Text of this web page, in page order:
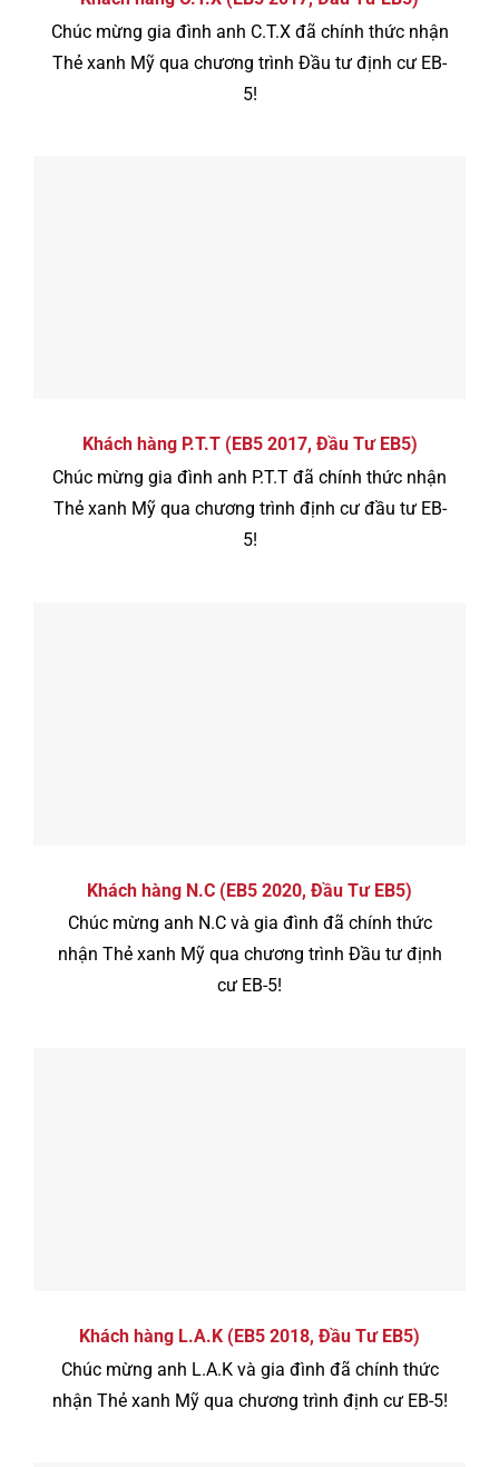
Chúc mừng gia đình anh C.T.X đã chính thức nhận
Thẻ xanh Mỹ qua chương trình Đầu tư định cư EB-
5!
Khách hàng P.T.T (EB5 2017, Đầu Tư EB5)
Chúc mừng gia đình anh P.T.T đã chính thức nhận
Thẻ xanh Mỹ qua chương trình định cư đầu tư EB-
5!
Khách hàng N.C (EB5 2020, Đầu Tư EB5)
Chúc mừng anh N.C và gia đình đã chính thức
nhận Thẻ xanh Mỹ qua chương trình Đầu tư định
cư EB-5!
Khách hàng L.A.K (EB5 2018, Đầu Tư EB5)
Chúc mừng anh L.A.K và gia đình đã chính thức
nhận Thẻ xanh Mỹ qua chương trình định cư EB-5!